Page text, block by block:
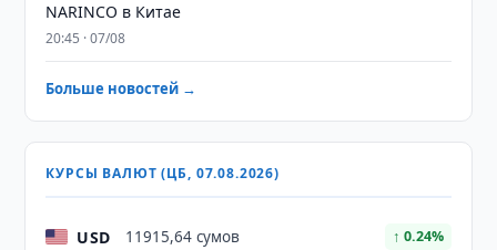
NARINCO в Китае
20:45 · 07/08
Больше новостей →
КУРСЫ ВАЛЮТ (ЦБ, 07.08.2026)
USD 11915,64 сумов ↑ 0.24%